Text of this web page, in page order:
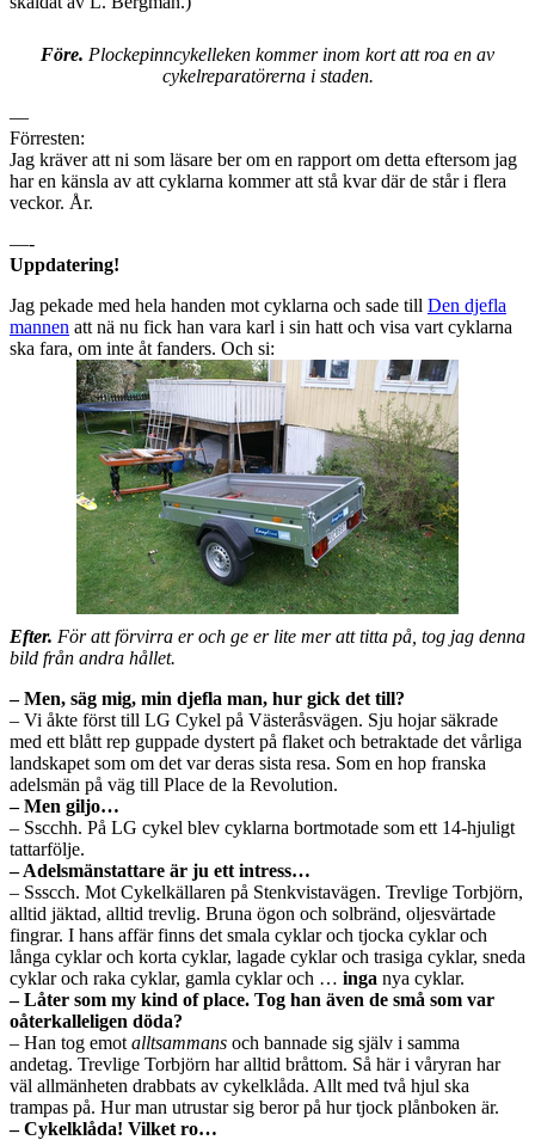
Före. Plockepinncykelleken kommer inom kort att roa en av
cykelreparatörerna i staden.
—
Förresten:
Jag kräver att ni som läsare ber om en rapport om detta eftersom jag
har en känsla av att cyklarna kommer att stå kvar där de står i flera
veckor. År.
—-
Uppdatering!
Jag pekade med hela handen mot cyklarna och sade till Den djefla
mannen att nä nu fick han vara karl i sin hatt och visa vart cyklarna
ska fara, om inte åt fanders. Och si:
Efter. För att förvirra er och ge er lite mer att titta på, tog jag denna
bild från andra hållet.
– Men, säg mig, min djefla man, hur gick det till?
– Vi åkte först till LG Cykel på Västeråsvägen. Sju hojar säkrade
med ett blått rep guppade dystert på flaket och betraktade det vårliga
landskapet som om det var deras sista resa. Som en hop franska
adelsmän på väg till Place de la Revolution.
– Men giljo…
– Sscchh. På LG cykel blev cyklarna bortmotade som ett 14-hjuligt
tattarfölje.
– Adelsmänstattare är ju ett intress…
– Ssscch. Mot Cykelkällaren på Stenkvistavägen. Trevlige Torbjörn,
alltid jäktad, alltid trevlig. Bruna ögon och solbränd, oljesvärtade
fingrar. I hans affär finns det smala cyklar och tjocka cyklar och
långa cyklar och korta cyklar, lagade cyklar och trasiga cyklar, sneda
cyklar och raka cyklar, gamla cyklar och … inga nya cyklar.
– Låter som my kind of place. Tog han även de små som var
oåterkalleligen döda?
– Han tog emot alltsammans och bannade sig själv i samma
andetag. Trevlige Torbjörn har alltid bråttom. Så här i våryran har
väl allmänheten drabbats av cykelklåda. Allt med två hjul ska
trampas på. Hur man utrustar sig beror på hur tjock plånboken är.
– Cykelklåda! Vilket ro…